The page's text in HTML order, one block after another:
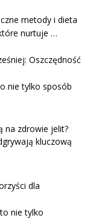
metody i dieta
nurtuje …
Oszczędność
nie tylko sposób
na zdrowie jelit?
kluczową
dla
nie tylko